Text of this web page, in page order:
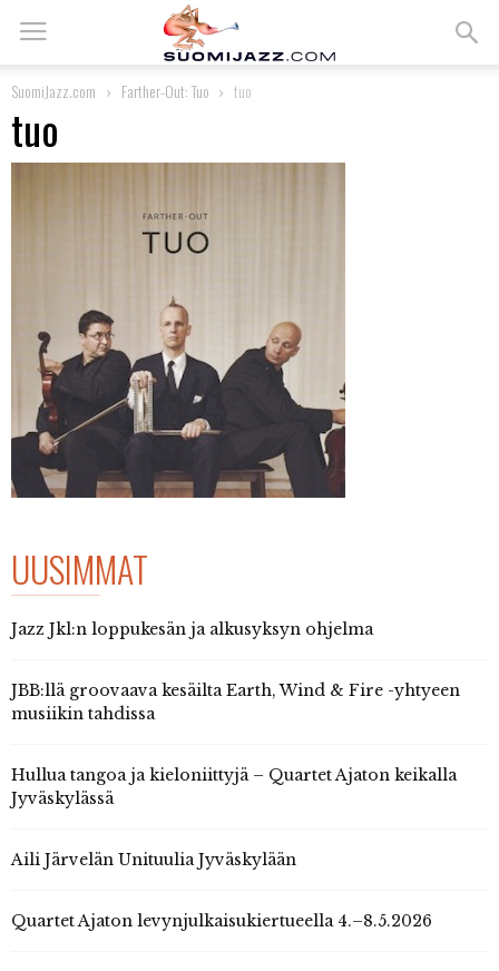
SuomiJazz.com Farther-Out: Tuo tuo
tuo
UUSIMMAT
Jazz Jkl:n loppukesän ja alkusyksyn ohjelma
JBB:llä groovaava kesäilta Earth, Wind & Fire -yhtyeen
musiikin tahdissa
Hullua tangoa ja kieloniittyjä – Quartet Ajaton keikalla
Jyväskylässä
Aili Järvelän Unituulia Jyväskylään
Quartet Ajaton levynjulkaisukiertueella 4.–8.5.2026